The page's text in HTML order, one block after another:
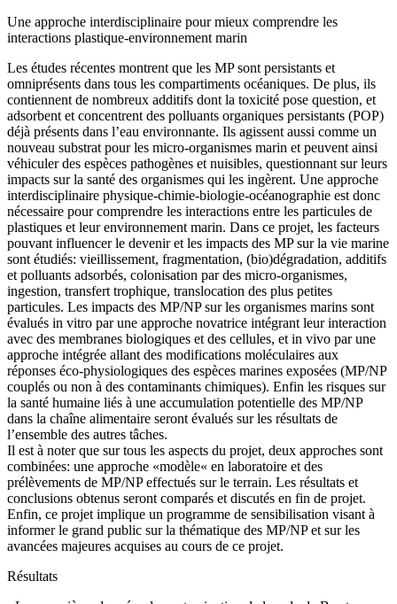
Une approche interdisciplinaire pour mieux comprendre les
interactions plastique-environnement marin
Les études récentes montrent que les MP sont persistants et
omniprésents dans tous les compartiments océaniques. De plus, ils
contiennent de nombreux additifs dont la toxicité pose question, et
adsorbent et concentrent des polluants organiques persistants (POP)
déjà présents dans l’eau environnante. Ils agissent aussi comme un
nouveau substrat pour les micro-organismes marin et peuvent ainsi
véhiculer des espèces pathogènes et nuisibles, questionnant sur leurs
impacts sur la santé des organismes qui les ingèrent. Une approche
interdisciplinaire physique-chimie-biologie-océanographie est donc
nécessaire pour comprendre les interactions entre les particules de
plastiques et leur environnement marin. Dans ce projet, les facteurs
pouvant influencer le devenir et les impacts des MP sur la vie marine
sont étudiés: vieillissement, fragmentation, (bio)dégradation, additifs
et polluants adsorbés, colonisation par des micro-organismes,
ingestion, transfert trophique, translocation des plus petites
particules. Les impacts des MP/NP sur les organismes marins sont
évalués in vitro par une approche novatrice intégrant leur interaction
avec des membranes biologiques et des cellules, et in vivo par une
approche intégrée allant des modifications moléculaires aux
réponses éco-physiologiques des espèces marines exposées (MP/NP
couplés ou non à des contaminants chimiques). Enfin les risques sur
la santé humaine liés à une accumulation potentielle des MP/NP
dans la chaîne alimentaire seront évalués sur les résultats de
l’ensemble des autres tâches.
Il est à noter que sur tous les aspects du projet, deux approches sont
combinées: une approche «modèle« en laboratoire et des
prélèvements de MP/NP effectués sur le terrain. Les résultats et
conclusions obtenus seront comparés et discutés en fin de projet.
Enfin, ce projet implique un programme de sensibilisation visant à
informer le grand public sur la thématique des MP/NP et sur les
avancées majeures acquises au cours de ce projet.
Résultats